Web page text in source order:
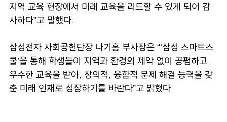
지역 교육 현장에서 미래 교육을 리드할 수 있게 되어 감
사하다”고 말했다.
삼성전자 사회공헌단장 나기홍 부사장은 “‘삼성 스마트스
쿨’을 통해 학생들이 지역과 환경의 제약 없이 공평하고
우수한 교육을 받아, 창의적, 융합적 문제 해결 능력을 갖
춘 미래 인재로 성장하기를 바란다”고 밝혔다.